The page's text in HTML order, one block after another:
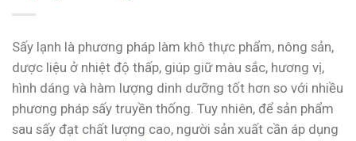
Sấy lạnh là phương pháp làm khô thực phẩm, nông sản,
dược liệu ở nhiệt độ thấp, giúp giữ màu sắc, hương vị,
hình dáng và hàm lượng dinh dưỡng tốt hơn so với nhiều
phương pháp sấy truyền thống. Tuy nhiên, để sản phẩm
sau sấy đạt chất lượng cao, người sản xuất cần áp dụng